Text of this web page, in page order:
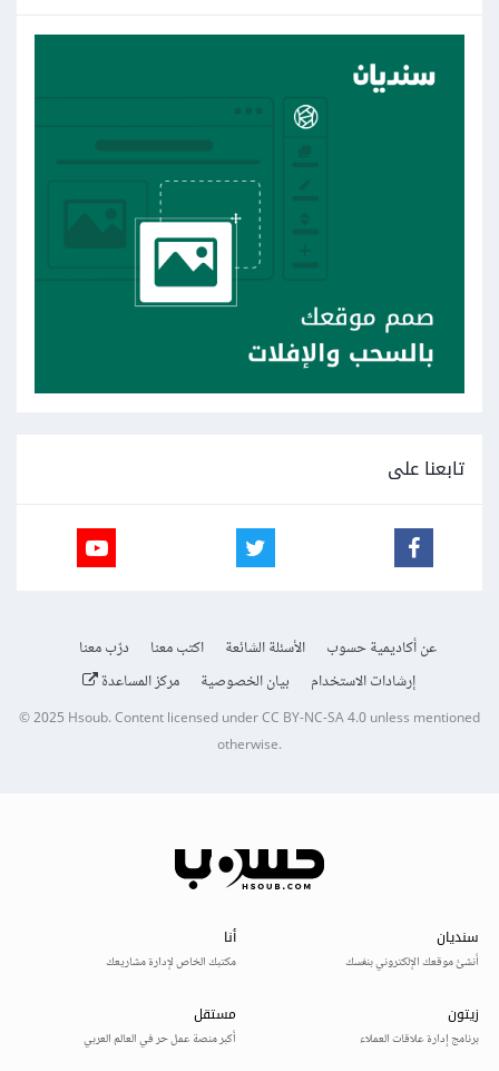
تابعنا على
عن أكاديمية حسوب الأسئلة الشائعة اكتب معنا
درّب معنا
إرشادات الاستخدام
بيان الخصوصية مركز المساعدة
© 2025Hsoub.Content licensed underCC BY-NC-SA 4.0unless mentioned
otherwise.